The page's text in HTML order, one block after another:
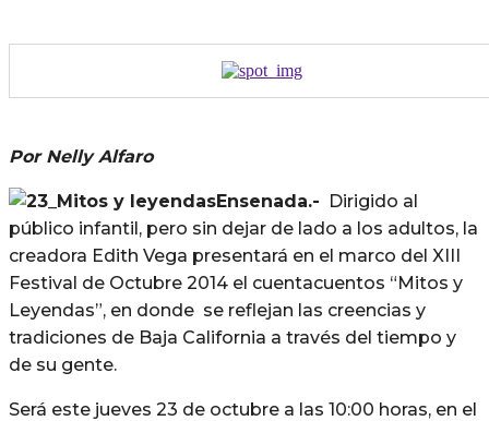
Por Nelly Alfaro
Ensenada.- Dirigido al
público infantil, pero sin dejar de lado a los adultos, la
creadora Edith Vega presentará en el marco del XIII
Festival de Octubre 2014 el cuentacuentos “Mitos y
Leyendas”, en donde se reflejan las creencias y
tradiciones de Baja California a través del tiempo y
de su gente.
Será este jueves 23 de octubre a las 10:00 horas, en el